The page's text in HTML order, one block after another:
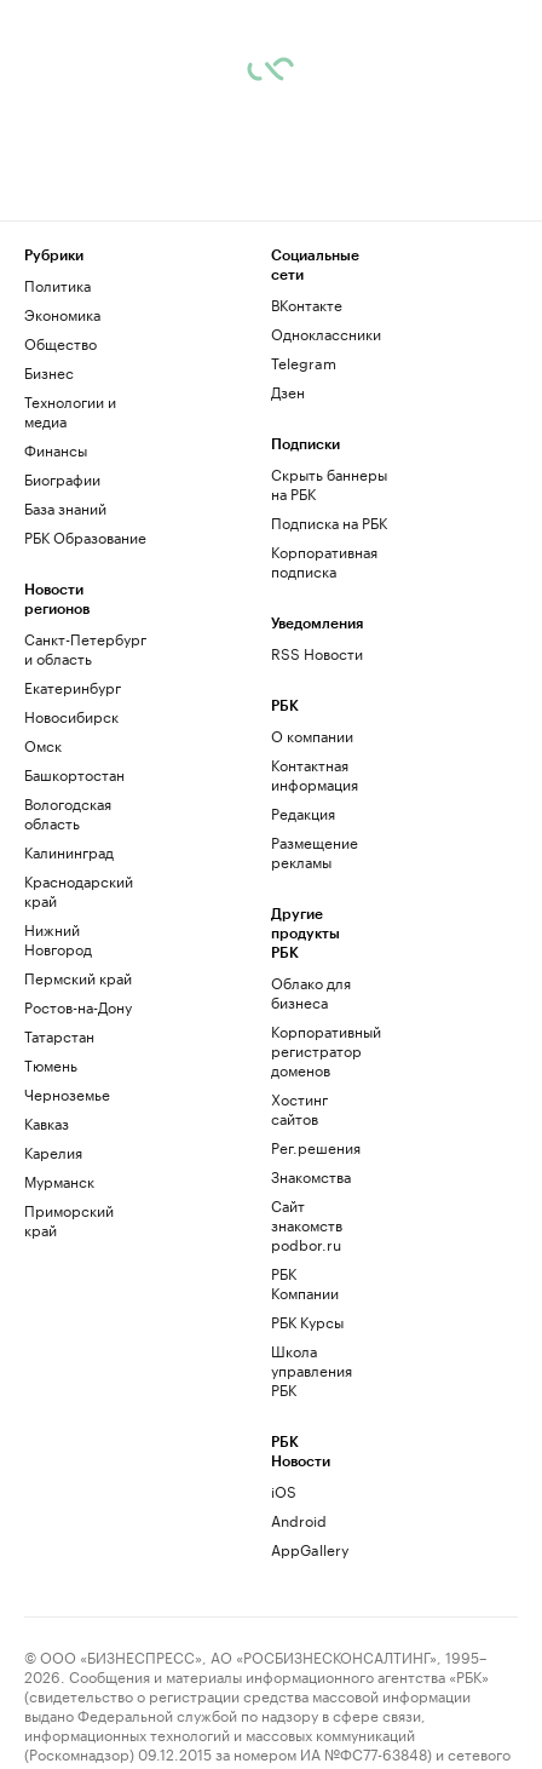
Рубрики
Политика
Экономика
Общество
Бизнес
Технологии и
медиа
Финансы
Биографии
База знаний
РБК Образование
Новости
регионов
Санкт-Петербург
и область
Екатеринбург
Новосибирск
Омск
Башкортостан
Вологодская
область
Калининград
Краснодарский
край
Нижний
Новгород
Пермский край
Ростов-на-Дону
Татарстан
Тюмень
Черноземье
Кавказ
Карелия
Мурманск
Приморский
край
Социальные
сети
ВКонтакте
Одноклассники
Telegram
Дзен
Подписки
Скрыть баннеры
на РБК
Подписка на РБК
Корпоративная
подписка
Уведомления
RSS Новости
РБК
О компании
Контактная
информация
Редакция
Размещение
рекламы
Другие
продукты
РБК
Облако для
бизнеса
Корпоративный
регистратор
доменов
Хостинг
сайтов
Рег.решения
Знакомства
Сайт
знакомств
podbor.ru
РБК
Компании
РБК Курсы
Школа
управления
РБК
РБК
Новости
iOS
Android
AppGallery
© ООО «БИЗНЕСПРЕСС», АО «РОСБИЗНЕСКОНСАЛТИНГ», 1995–
2026. Сообщения и материалы информационного агентства «РБК»
(свидетельство о регистрации средства массовой информации
выдано Федеральной службой по надзору в сфере связи,
информационных технологий и массовых коммуникаций
(Роскомнадзор) 09.12.2015 за номером ИА №ФС77-63848) и сетевого